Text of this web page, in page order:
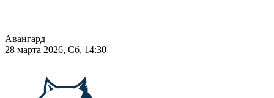
Авангард
28 марта 2026, Сб, 14:30